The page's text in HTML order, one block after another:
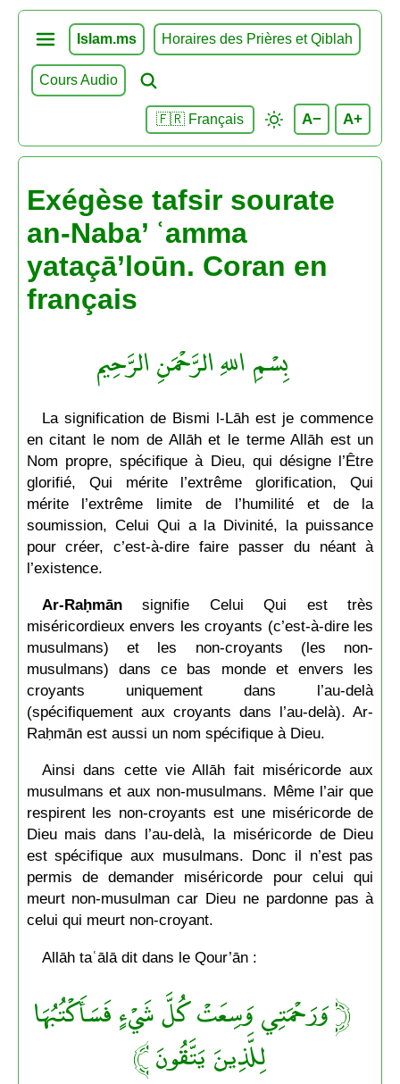
Islam.ms Horaires des Prières et Qiblah
Cours Audio
🇫🇷 Français A− A+
Exégèse tafsir sourate
an-Naba’ ʿamma
yataçā’loūn. Coran en
français
بِسْمِ اللهِ الرَّحْمَنِ الرَّحِيم
La signification de Bismi l-Lāh est je commence
en citant le nom de Allāh et le terme Allāh est un
Nom propre, spécifique à Dieu, qui désigne l’Être
glorifié, Qui mérite l’extrême glorification, Qui
mérite l’extrême limite de l’humilité et de la
soumission, Celui Qui a la Divinité, la puissance
pour créer, c’est-à-dire faire passer du néant à
l’existence.
Ar-Raḥmānsignifie Celui Qui est très
miséricordieux envers les croyants (c’est-à-dire les
musulmans) et les non-croyants (les non-
musulmans) dans ce bas monde et envers les
croyants uniquement dans l’au-delà
(spécifiquement aux croyants dans l’au-delà). Ar-
Raḥmān est aussi un nom spécifique à Dieu.
Ainsi dans cette vie Allāh fait miséricorde aux
musulmans et aux non-musulmans. Même l’air que
respirent les non-croyants est une miséricorde de
Dieu mais dans l’au-delà, la miséricorde de Dieu
est spécifique aux musulmans. Donc il n’est pas
permis de demander miséricorde pour celui qui
meurt non-musulman car Dieu ne pardonne pas à
celui qui meurt non-croyant.
Allāh taʿālā dit dans le Qour’ān :
﴿ وَرَحْمَتِي وَسِعَتْ كُلَّ شَيْءٍ فَسَأَكْتُبُهَا
لِلَّذِينَ يَتَّقُونَ ﴾